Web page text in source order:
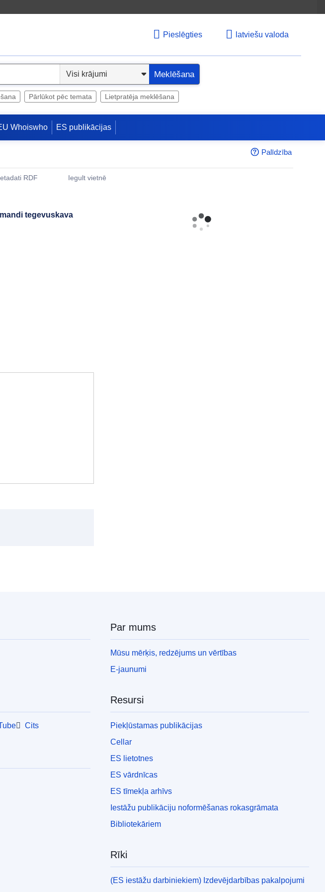
Pieslēgties latviešu valoda
Meklēšana
Pārlūkot pēc temata Lietpratēja meklēšana
Whoiswho ES publikācijas
Palīdzība
RDF
Iegult vietnē
tegevuskava
Cits
Par mums
Mūsu mērķis, redzējums un vērtības
E-jaunumi
Resursi
Piekļūstamas publikācijas
Cellar
ES lietotnes
ES vārdnīcas
ES tīmekļa arhīvs
Iestāžu publikāciju noformēšanas rokasgrāmata
Bibliotekāriem
Rīki
(ES iestāžu darbiniekiem) Izdevējdarbības pakalpojumi